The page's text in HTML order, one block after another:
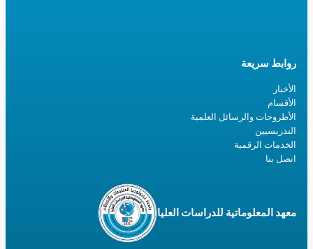
روابط سريعة
الأخبار
الأقسام
الأطروحات والرسائل العلمية
التدريسيين
الخدمات الرقمية
اتصل بنا
معهد المعلوماتية للدراسات العليا